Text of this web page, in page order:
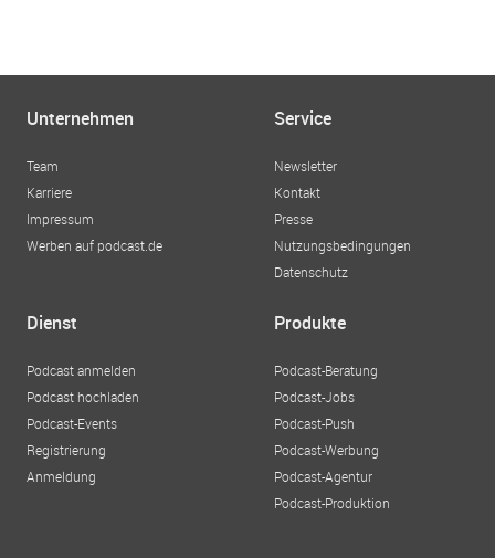
Unternehmen
Team
Karriere
Impressum
Werben auf podcast.de
Service
Newsletter
Kontakt
Presse
Nutzungsbedingungen
Datenschutz
Dienst
Podcast anmelden
Podcast hochladen
Podcast-Events
Registrierung
Anmeldung
Produkte
Podcast-Beratung
Podcast-Jobs
Podcast-Push
Podcast-Werbung
Podcast-Agentur
Podcast-Produktion